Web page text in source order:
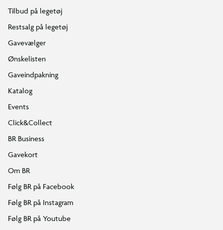
Tilbud på legetøj
Restsalg på legetøj
Gavevælger
Ønskelisten
Gaveindpakning
Katalog
Events
Click&Collect
BR Business
Gavekort
Om BR
Følg BR på Facebook
Følg BR på Instagram
Følg BR på Youtube